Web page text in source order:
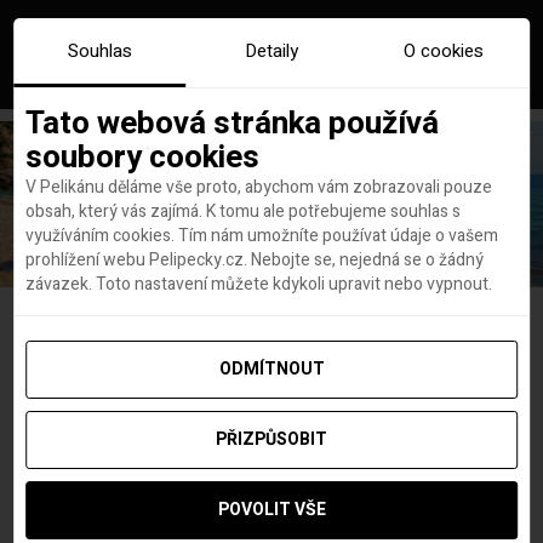
Niagarské vodopády
na dosah! Přímý let z
Vídně do TORONTA za
Souhlas Detaily O cookies
Tato webová stránka používá
soubory cookies
V Pelikánu děláme vše proto, abychom vám zobrazovali pouze
obsah, který vás zajímá. K tomu ale potřebujeme souhlas s
využíváním cookies. Tím nám umožníte používat údaje o vašem
prohlížení webu Pelipecky.cz. Nebojte se, nejedná se o žádný
závazek. Toto nastavení můžete kdykoli upravit nebo vypnout.
ODMÍTNOUT
PŘIZPŮSOBIT
POVOLIT VŠE